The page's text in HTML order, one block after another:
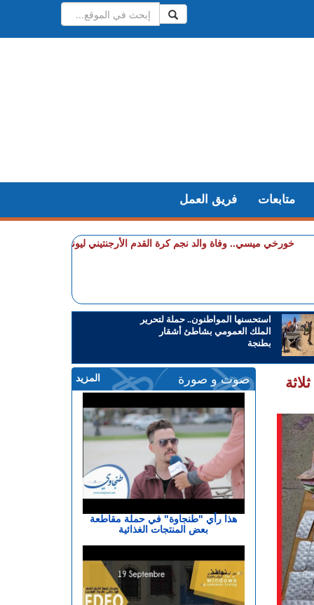
فريق العمل متابعات
+ خورخي ميسي.. وفاة والد نجم كرة القدم الأرجنتيني ليونيل ميسي عن عمر 68 عاما
استحسنها المواطنون.. حملة لتحرير
الملك العمومي بشاطئ أشقار
بطنجة
المزيد صوت و صورة
هذا رأي "طنجاوة" في حملة مقاطعة
بعض المنتجات الغذائية